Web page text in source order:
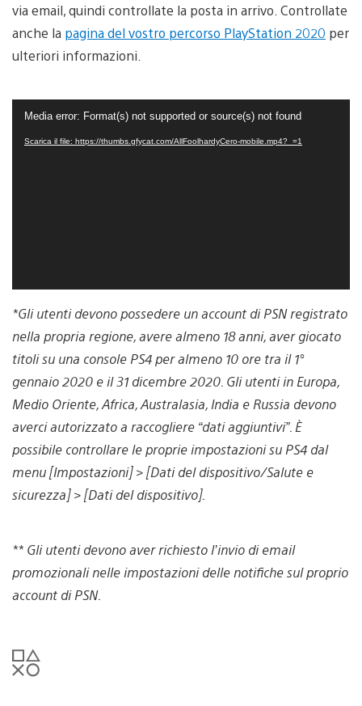
via email, quindi controllate la posta in arrivo. Controllate
anche la pagina del vostro percorso PlayStation 2020 per
ulteriori informazioni.
Player
Media error: Format(s) not supported or source(s) not found
Scarica il file: https://thumbs.gfycat.com/AllFoolhardyCero-mobile.mp4?_=1
*Gli utenti devono possedere un account di PSN registrato
nella propria regione, avere almeno 18 anni, aver giocato
titoli su una console PS4 per almeno 10 ore tra il 1°
gennaio 2020 e il 31 dicembre 2020. Gli utenti in Europa,
Medio Oriente, Africa, Australasia, India e Russia devono
averci autorizzato a raccogliere “dati aggiuntivi”. È
possibile controllare le proprie impostazioni su PS4 dal
menu [Impostazioni] > [Dati del dispositivo/Salute e
sicurezza] > [Dati del dispositivo].
** Gli utenti devono aver richiesto l’invio di email
promozionali nelle impostazioni delle notifiche sul proprio
account di PSN.